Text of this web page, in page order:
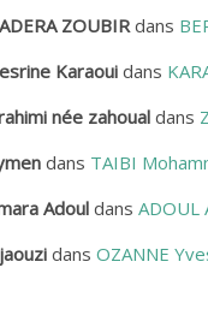
Lakhdar
Haciba
Mohamed
Mohamed *
ZOUBIRdans
Karaouidans
née zahoualdans
dans TAIBI
Adouldans ADOUL
dans OZANNE